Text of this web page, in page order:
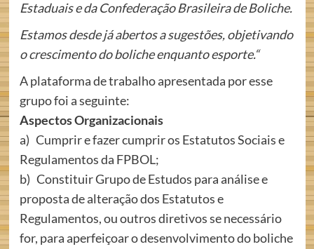
Estaduais e da Confederação Brasileira de Boliche.
Estamos desde já abertos a sugestões, objetivando
o crescimento do boliche enquanto esporte.“
A plataforma de trabalho apresentada por esse
grupo foi a seguinte:
Aspectos Organizacionais
a) Cumprir e fazer cumprir os Estatutos Sociais e
Regulamentos da FPBOL;
b) Constituir Grupo de Estudos para análise e
proposta de alteração dos Estatutos e
Regulamentos, ou outros diretivos se necessário
for, para aperfeiçoar o desenvolvimento do boliche